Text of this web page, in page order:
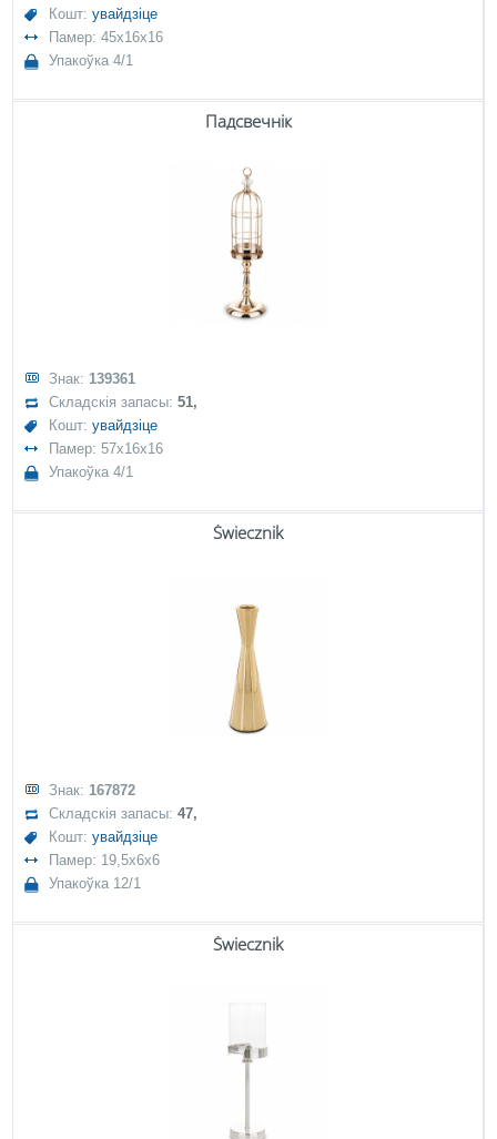
Кошт:увайдзіце
Памер: 45x16x16
Упакоўка 4/1
Падсвечнік
Знак: 139361
Складскія запасы:51,
Кошт:увайдзіце
Памер: 57x16x16
Упакоўка 4/1
Świecznik
Знак: 167872
Складскія запасы:47,
Кошт:увайдзіце
Памер: 19,5x6x6
Упакоўка 12/1
Świecznik